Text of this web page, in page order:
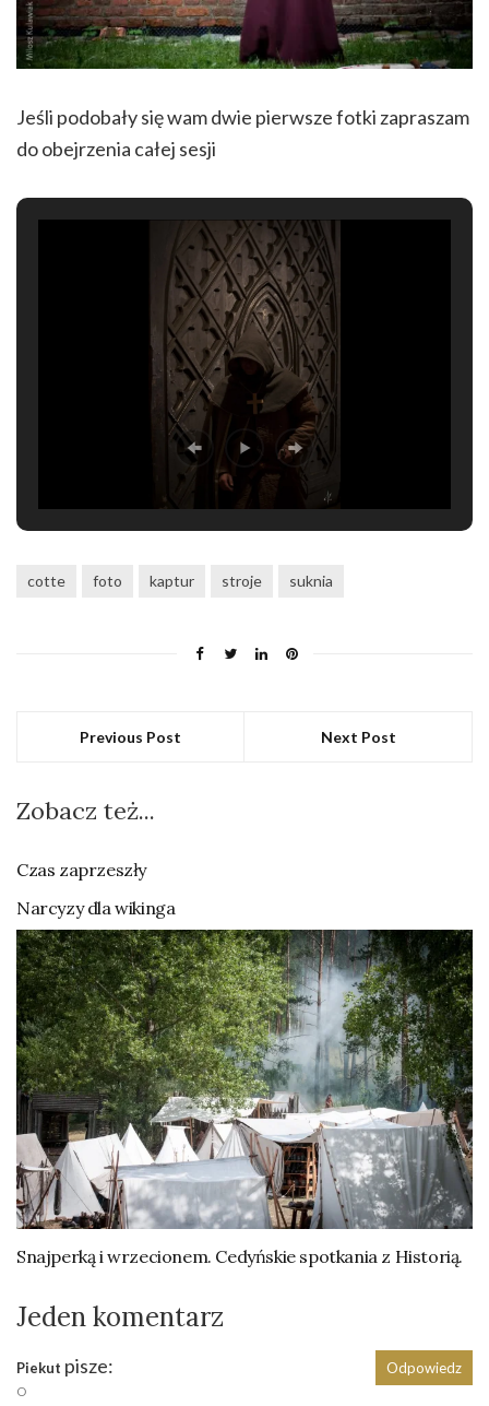
Jeśli podobały się wam dwie pierwsze fotki zapraszam
do obejrzenia całej sesji
cotte foto kaptur stroje suknia
Previous Post Next Post
Zobacz też...
Czas zaprzeszły
Narcyzy dla wikinga
Snajperką i wrzecionem. Cedyńskie spotkania z Historią.
Jeden komentarz
Piekut pisze:
O
Odpowiedz